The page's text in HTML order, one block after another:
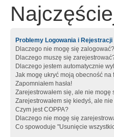
Problemy Logowania i Rejestracji
Dlaczego nie mogę się zalogować?
Dlaczego muszę się
Dlaczego jestem automatycznie
Jak mogę ukryć moją obecność na
Zapomniałem hasła!
Zarejestrowałem się, ale nie mogę
Zarejestrowałem się kiedyś, ale
Czym jest COPPA?
Dlaczego nie mogę się
Co spowoduje "Usunięcie